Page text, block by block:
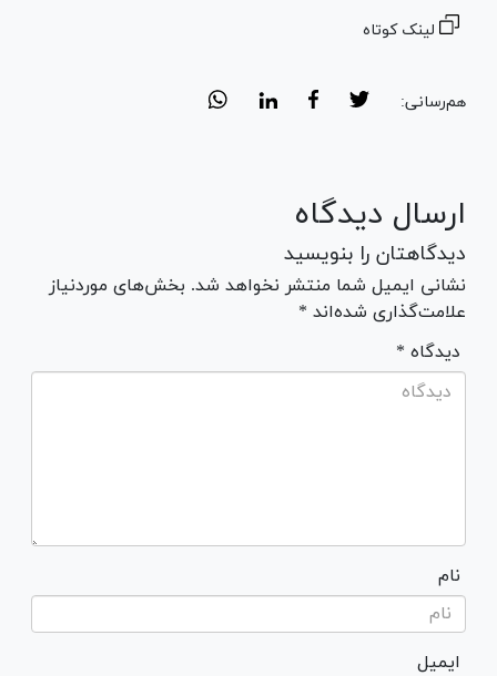
لینک کوتاه
هم‌رسانی:
ارسال دیدگاه
دیدگاهتان را بنویسید
نشانی ایمیل شما منتشر نخواهد شد. بخش‌های موردنیاز
علامت‌گذاری شده‌اند *
* دیدگاه
نام
ایمیل